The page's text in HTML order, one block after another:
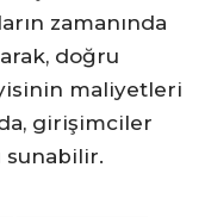
zamanında
doğru
maliyetleri
girişimciler
sunabilir.